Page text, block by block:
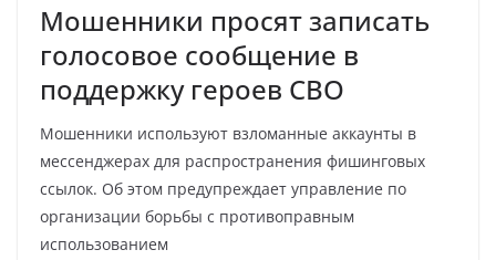
Мошенники просят записать
голосовое сообщение в
поддержку героев СВО
Мошенники используют взломанные аккаунты в
мессенджерах для распространения фишинговых
ссылок. Об этом предупреждает управление по
организации борьбы с противоправным
использованием